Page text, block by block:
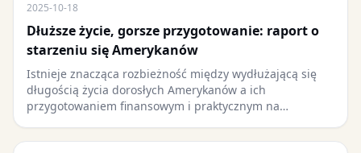
2025-10-18
Dłuższe życie, gorsze przygotowanie: raport o
starzeniu się Amerykanów
Istnieje znacząca rozbieżność między wydłużającą się
długością życia dorosłych Amerykanów a ich
przygotowaniem finansowym i praktycznym na…